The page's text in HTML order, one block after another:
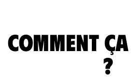
comment
?